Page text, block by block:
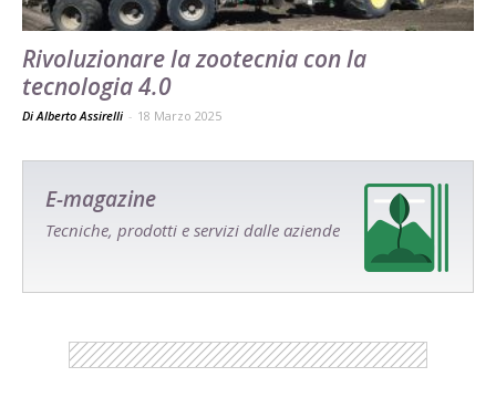
Rivoluzionare la zootecnia con la
tecnologia 4.0
Di Alberto Assirelli - 18 Marzo 2025
E-magazine
Tecniche, prodotti e servizi dalle aziende